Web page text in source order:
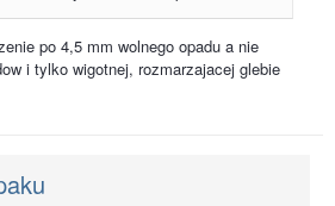
po 4,5 mm wolnego opadu a nie
i tylko wigotnej, rozmarzajacej glebie